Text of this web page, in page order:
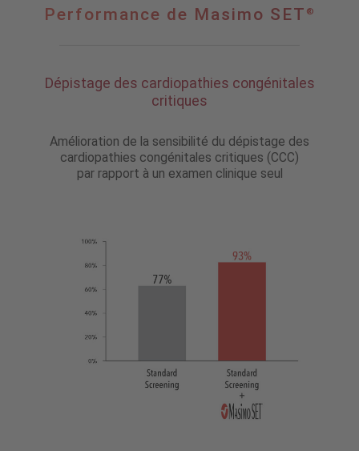
Performance
®
Performance de Masimo SET ®
Dépistage des cardiopathies congénitales
critiques
Amélioration de la sensibilité du dépistage des
cardiopathies congénitales critiques (CCC)
par rapport à un examen clinique seul